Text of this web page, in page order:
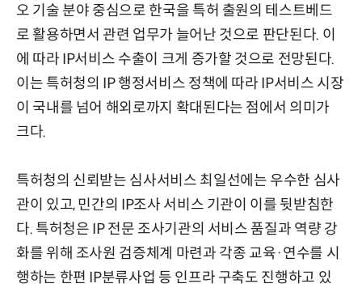
오 기술 분야 중심으로 한국을 특허 출원의 테스트베드
로 활용하면서 관련 업무가 늘어난 것으로 판단된다. 이
에 따라 IP서비스 수출이 크게 증가할 것으로 전망된다.
이는 특허청의 IP 행정서비스 정책에 따라 IP서비스 시장
이 국내를 넘어 해외로까지 확대된다는 점에서 의미가
크다.
특허청의 신뢰받는 심사서비스 최일선에는 우수한 심사
관이 있고, 민간의 IP조사 서비스 기관이 이를 뒷받침한
다. 특허청은 IP 전문 조사기관의 서비스 품질과 역량 강
화를 위해 조사원 검증체계 마련과 각종 교육·연수를 시
행하는 한편 IP분류사업 등 인프라 구축도 진행하고 있